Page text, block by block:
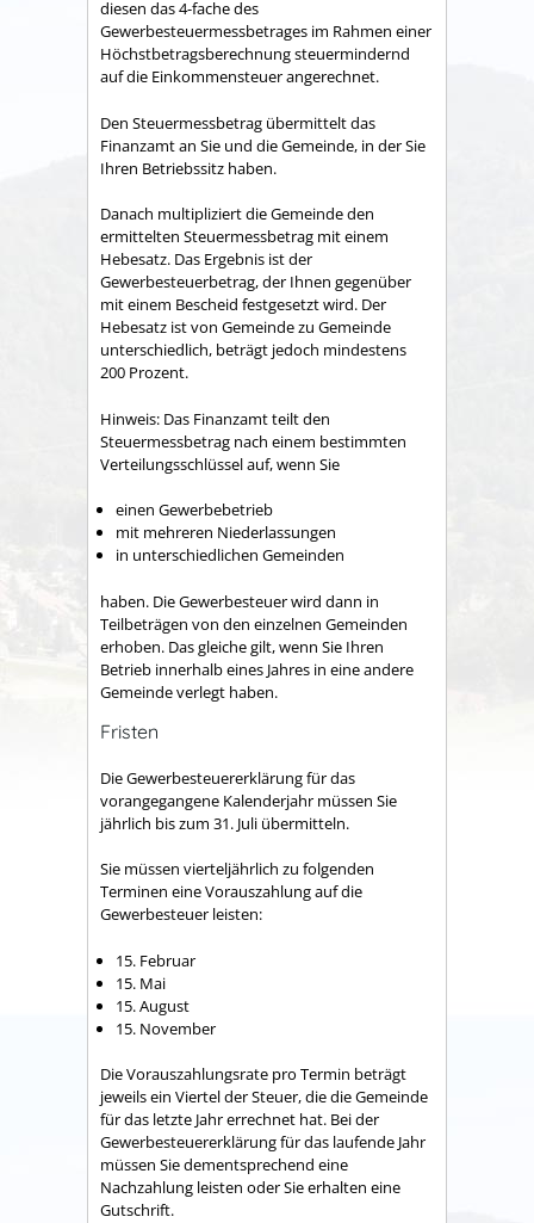
diesen das 4-fache des
Gewerbesteuermessbetrages im Rahmen einer
Höchstbetragsberechnung steuermindernd
auf die Einkommensteuer angerechnet.
Den Steuermessbetrag übermittelt das
Finanzamt an Sie und die Gemeinde, in der Sie
Ihren Betriebssitz haben.
Danach multipliziert die Gemeinde den
ermittelten Steuermessbetrag mit einem
Hebesatz. Das Ergebnis ist der
Gewerbesteuerbetrag, der Ihnen gegenüber
mit einem Bescheid festgesetzt wird. Der
Hebesatz ist von Gemeinde zu Gemeinde
unterschiedlich, beträgt jedoch mindestens
200 Prozent.
Hinweis: Das Finanzamt teilt den
Steuermessbetrag nach einem bestimmten
Verteilungsschlüssel auf, wenn Sie
einen Gewerbebetrieb
mit mehreren Niederlassungen
in unterschiedlichen Gemeinden
haben. Die Gewerbesteuer wird dann in
Teilbeträgen von den einzelnen Gemeinden
erhoben. Das gleiche gilt, wenn Sie Ihren
Betrieb innerhalb eines Jahres in eine andere
Gemeinde verlegt haben.
Fristen
Die Gewerbesteuererklärung für das
vorangegangene Kalenderjahr müssen Sie
jährlich bis zum 31. Juli übermitteln.
Sie müssen vierteljährlich zu folgenden
Terminen eine Vorauszahlung auf die
Gewerbesteuer leisten:
15. Februar
15. Mai
15. August
15. November
Die Vorauszahlungsrate pro Termin beträgt
jeweils ein Viertel der Steuer, die die Gemeinde
für das letzte Jahr errechnet hat. Bei der
Gewerbesteuererklärung für das laufende Jahr
müssen Sie dementsprechend eine
Nachzahlung leisten oder Sie erhalten eine
Gutschrift.